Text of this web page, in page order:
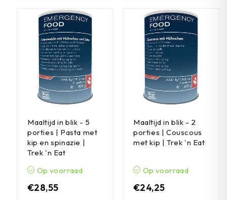
Maaltijd in blik - 5
porties | Pasta met
kip en spinazie |
Trek 'n Eat
Op voorraad
€28,55
Maaltijd in blik - 2
porties | Couscous
met kip | Trek 'n Eat
Op voorraad
€24,25